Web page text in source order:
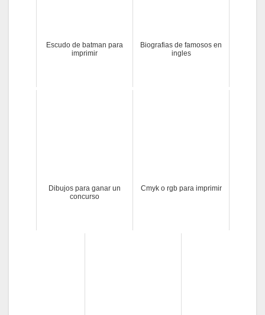
Escudo de batman para
imprimir
Biografias de famosos en
ingles
Dibujos para ganar un
concurso
Cmyk o rgb para imprimir